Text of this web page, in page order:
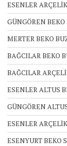
ESENLER
GÜNGÖREN
MERTER BEKO
BAĞCILAR BEKO
BAĞCILAR
ESENLER ALTUS
GÜNGÖREN
ESENLER
ESENYURT BEKO